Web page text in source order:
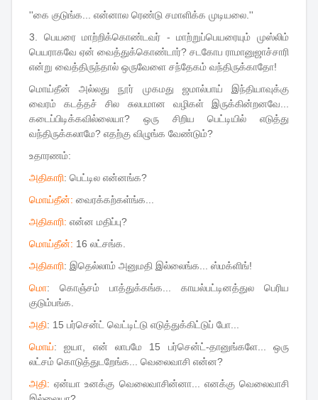
''கை குடுங்க... என்னால ரெண்டு சமாளிக்க முடியலை.''
3. பெயரை மாற்றிக்கொண்டவர் - மாற்றுப்பெயரையும் முஸ்லிம்
பெயராகவே ஏன் வைத்துக்கொண்டார்? சடகோப ராமானுஜாச்சாரி
என்று வைத்திருந்தால் ஒருவேளை சந்தேகம் வந்திருக்காதோ!
மொய்தீன் அல்லது நூர் முகமது ஜமால்பாய் இந்தியாவுக்கு
வைரம் கடத்தச் சில சுலபமான வழிகள் இருக்கின்றனவே...
கடைப்பிடிக்கவில்லையா? ஒரு சிறிய பெட்டியில் எடுத்து
வந்திருக்கலாமே? எதற்கு விழுங்க வேண்டும்?
உதாரணம்:
அதிகாரி: பெட்டில என்னங்க?
மொய்தீன்: வைரக்கற்கள்ங்க...
அதிகாரி: என்ன மதிப்பு?
மொய்தீன்: 16 லட்சங்க.
அதிகாரி: இதெல்லாம் அனுமதி இல்லைங்க... ஸ்மக்ளிங்!
மொ: கொஞ்சம் பாத்துக்கங்க... காயல்பட்டினத்துல பெரிய
குடும்பங்க.
அதி: 15 பர்சென்ட் வெட்டிட்டு எடுத்துக்கிட்டுப் போ...
மொய்: ஐயா, என் லாபமே 15 பர்சென்ட்-தானுங்களே... ஒரு
லட்சம் கொடுத்துடறேங்க... வெலைவாசி என்ன?
அதி:ஏன்யா உனக்கு வெலைவாசின்னா... எனக்கு வெலைவாசி